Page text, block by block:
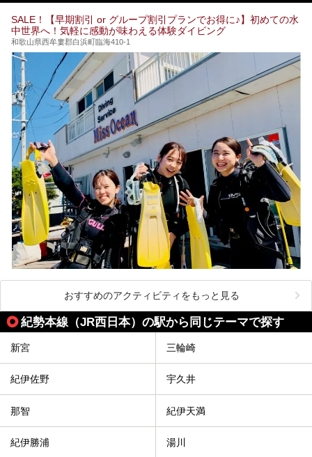
SALE！【早期割引 or グループ割引プランでお得に♪】初めての水
中世界へ！気軽に感動が味わえる体験ダイビング
和歌山県西牟婁郡白浜町臨海410-1
おすすめのアクティビティをもっと見る
紀勢本線（JR西日本）の駅から同じテーマで探す
新宮 三輪崎
紀伊佐野 宇久井
那智 紀伊天満
紀伊勝浦 湯川